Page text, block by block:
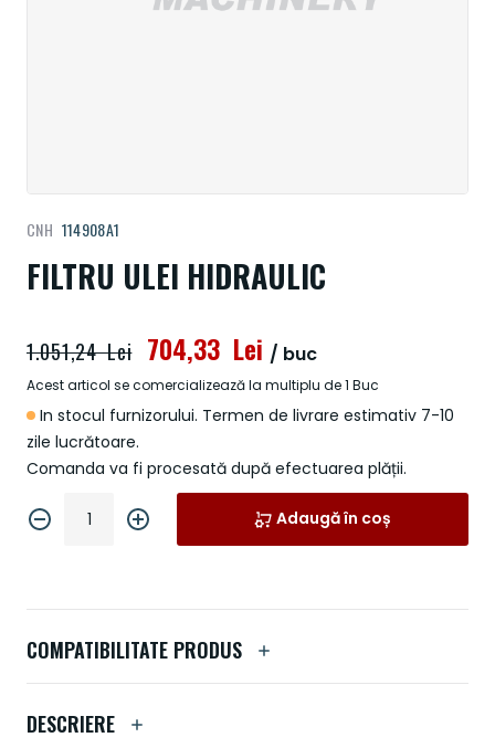
FILTRU ULEI HIDRAULIC
CNH 114908A1
In stocul furnizorului. Termen de livrare estimativ 7-10
zile lucrătoare.
Comanda va fi procesată după efectuarea plății.
704,33 Lei
1.051,24 Lei / buc
Acest articol se comercializează la multiplu de 1 Buc
Adaugă în coș
la
începutul
galeriei
imagini
COMPATIBILITATE PRODUS
DESCRIERE